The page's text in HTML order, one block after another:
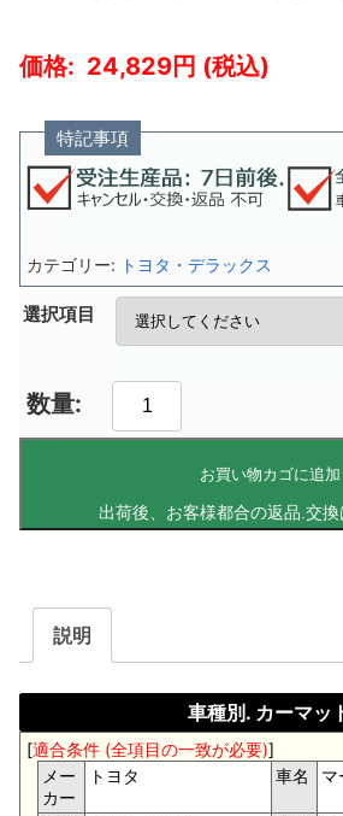
24,829
特記事項
選択項目
お買い物カゴに追加
カテゴリー: トヨタ・デラックス
説明
車種別. カーマッ
[適合条件 (全項目の一致が必要)]
メー
カー
トヨタ 車名 マ